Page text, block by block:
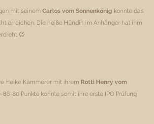
mit seinem Carlos vom Sonnenkönig konnte das
erreichen. Die heiße Hündin im Anhänger hat ihm
😉
Heike Kämmerer mit ihrem Rotti Henry vom
86-80 Punkte konnte somit ihre erste IPO Prüfung